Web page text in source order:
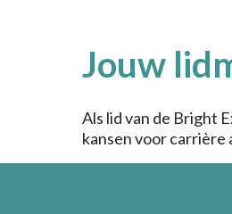
Jouw
Als lid van de Bright
kansen voor